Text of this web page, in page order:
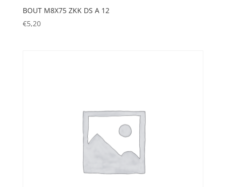
BOUT M8X75 ZKK DS A 12
€5,20